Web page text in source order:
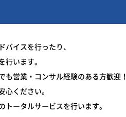
イスを行ったり、
います。
営業・コンサル経験のある方歓迎！
ください。
ータルサービスを行います。